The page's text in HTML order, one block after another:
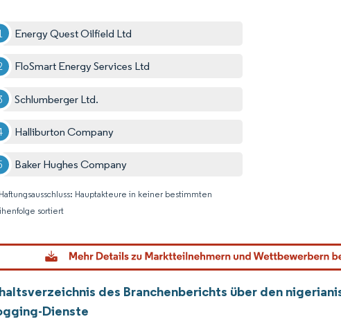
Energy Quest Oilfield Ltd
FloSmart Energy Services Ltd
Schlumberger Ltd.
Halliburton Company
Baker Hughes Company
Hauptakteure in keiner bestimmten
sortiert
Bild ©
des Branchenberichts über den
Dienste